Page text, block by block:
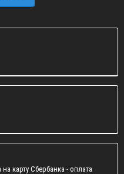
карту Сбербанка - оплата